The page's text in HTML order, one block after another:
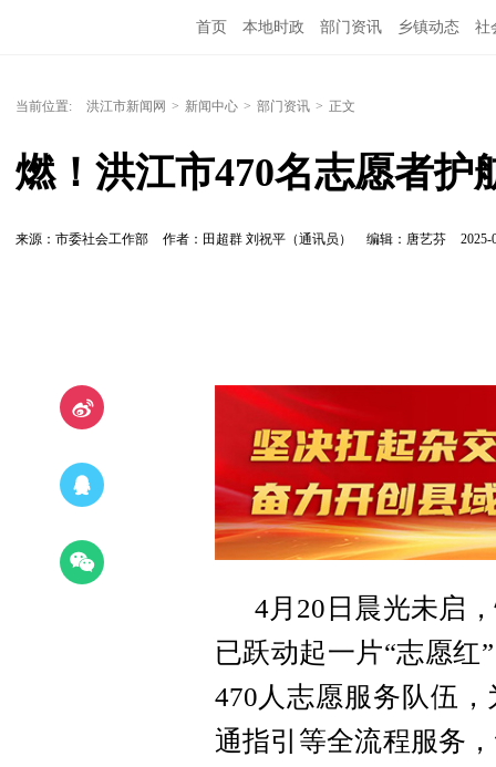
首页 本地时政 部门资讯 乡镇动态 社
当前位置: 洪江市新闻网 > 新闻中心 > 部门资讯 > 正文
燃！洪江市470名志愿者护
来源：市委社会工作部 作者：田超群 刘祝平（通讯员） 编辑：唐艺芬 2025-
4月20日晨光未启
已跃动起一片“志愿红
470人志愿服务队伍
通指引等全流程服务